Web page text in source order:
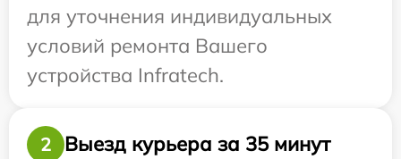
для уточнения индивидуальных
условий ремонта Вашего
устройства Infratech.
2 Выезд курьера за 35 минут